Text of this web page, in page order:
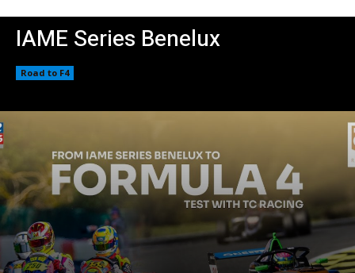
IAME Series Benelux
Road to F4